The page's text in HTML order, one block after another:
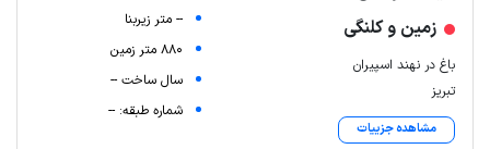
زمین و کلنگی
باغ در نهند اسپیران
تبریز
مشاهده جزییات
-- متر زیربنا
880 متر زمین
سال ساخت --
شماره طبقه: --